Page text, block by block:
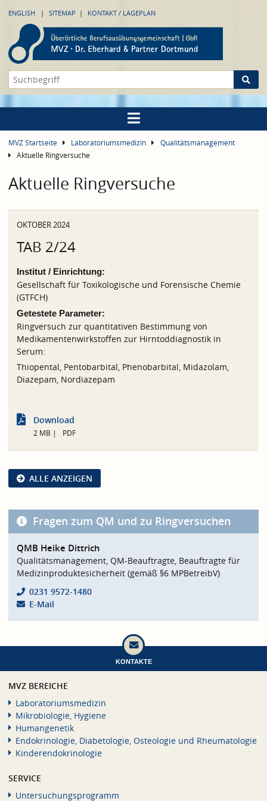
ENGLISH SITEMAP KONTAKT / LAGEPLAN
MVZ Startseite Laboratoriumsmedizin
Qualitätsmanagement
Aktuelle Ringversuche
Aktuelle Ringversuche
OKTOBER 2024
TAB 2/24
Institut / Einrichtung:
Gesellschaft für Toxikologische und Forensische Chemie
(GTFCH)
Getestete Parameter:
Ringversuch zur quantitativen Bestimmung von
Medikamentenwirkstoffen zur Hirntoddiagnostik in
Serum:
Thiopental, Pentobarbital, Phenobarbital, Midazolam,
Diazepam, Nordiazepam
Download
2 MB PDF
ALLE ANZEIGEN
Fragen zum QM und zu Ringversuchen
QMB Heike Dittrich
Qualitätsmanagement, QM-Beauftragte, Beauftragte für
Medizinproduktesicherheit (gemäß §6 MPBetreibV)
0231 9572-1480
E-Mail
KONTAKTE
MVZ BEREICHE
Laboratoriumsmedizin
Mikrobiologie, Hygiene
Humangenetik
Endokrinologie, Diabetologie, Osteologie und Rheumatologie
Kinderendokrinologie
SERVICE
Untersuchungsprogramm